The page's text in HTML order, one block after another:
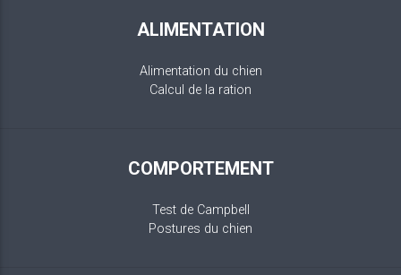
ALIMENTATION
Alimentation du chien
Calcul de la ration
COMPORTEMENT
Test de Campbell
Postures du chien